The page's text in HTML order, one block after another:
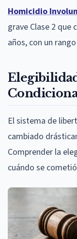
Homicidio
grave Clase 2 que
años, con un
El sistema de
cambiado
Comprender la
cuándo se